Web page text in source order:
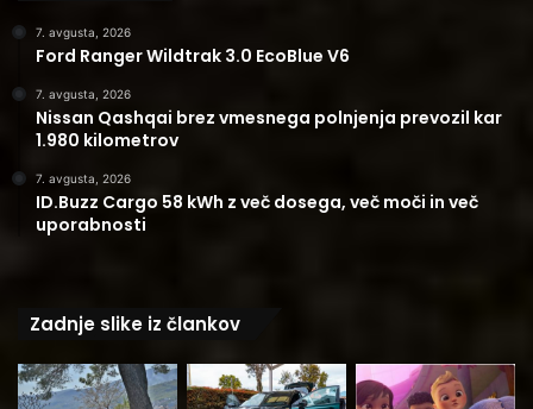
7. avgusta, 2026
Ford Ranger Wildtrak 3.0 EcoBlue V6
7. avgusta, 2026
Nissan Qashqai brez vmesnega polnjenja prevozil kar
1.980 kilometrov
7. avgusta, 2026
ID.Buzz Cargo 58 kWh z več dosega, več moči in več
uporabnosti
Zadnje slike iz člankov